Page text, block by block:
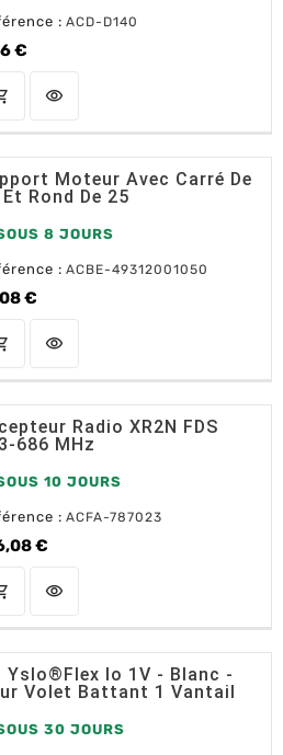
: ACD-D140
€
AJOUTER AU PANIER
visibility
Moteur Avec Carré De
Rond De 25
8 JOURS
: ACBE-49312001050
€
AJOUTER AU PANIER
visibility
Radio XR2N FDS
686 MHz
10 JOURS
: ACFA-787023
€
AJOUTER AU PANIER
visibility
Yslo®Flex Io 1V - Blanc -
Volet Battant 1 Vantail
30 JOURS